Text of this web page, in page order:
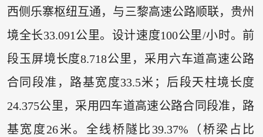
西侧乐寨枢纽互通，与三黎高速公路顺联，贵州
境全长33.091公里。设计速度100公里/小时。前
段玉屏境长度8.718公里，采用六车道高速公路
合同段准，路基宽度33.5米；后段天柱境长度
24.375公里，采用四车道高速公路合同段准，路
基宽度26米。全线桥隧比39.37%（桥梁占比